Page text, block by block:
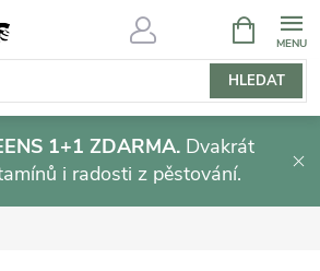
HLEDAT
NÁKUPNÍ
KOŠÍK
1+1 ZDARMA. Dvakrát
i radosti z pěstování.